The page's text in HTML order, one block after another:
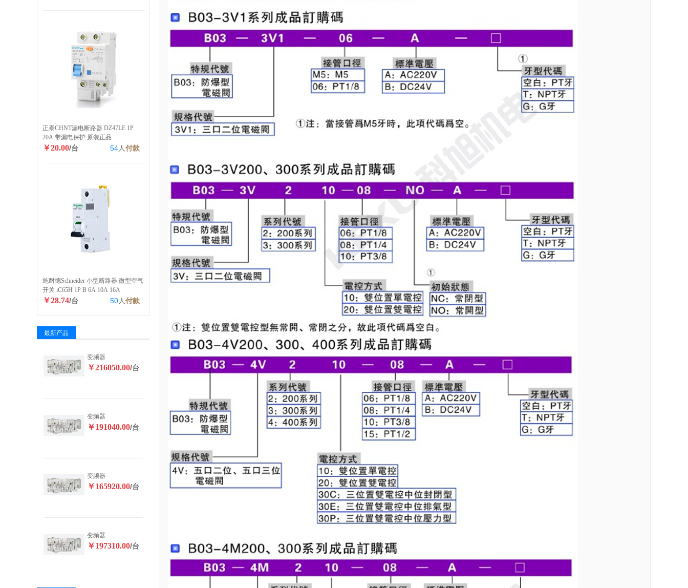
正泰CHNT漏电断路器 DZ47LE 1P
20A 带漏电保护 原装正品
￥20.00/台 54人付款
施耐德Schneider 小型断路器 微型空气
开关 iC65H 1P B 6A 10A 16A
￥28.74/台 50人付款
最新产品
变频器
￥216050.00/台
变频器
￥191040.00/台
变频器
￥165920.00/台
变频器
￥197310.00/台